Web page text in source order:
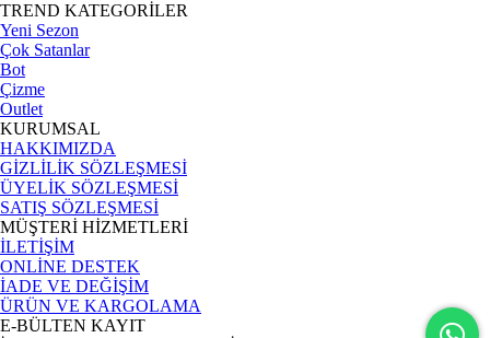
TREND KATEGORİLER
Yeni Sezon
Çok Satanlar
Bot
Çizme
Outlet
KURUMSAL
HAKKIMIZDA
GİZLİLİK SÖZLEŞMESİ
ÜYELİK SÖZLEŞMESİ
SATIŞ SÖZLEŞMESİ
MÜŞTERİ HİZMETLERİ
İLETİŞİM
ONLİNE DESTEK
İADE VE DEĞİŞİM
ÜRÜN VE KARGOLAMA
E-BÜLTEN KAYIT